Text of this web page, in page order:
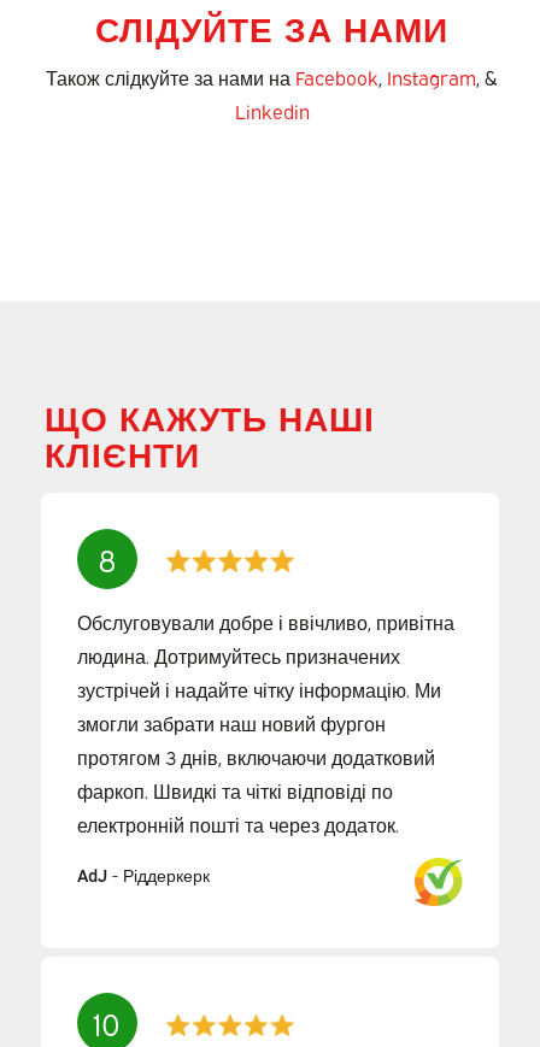
СЛІДУЙТЕ ЗА НАМИ
Також слідкуйте за нами на Facebook, Instagram, &
Linkedin
ЩО КАЖУТЬ НАШІ
КЛІЄНТИ
8
Обслуговували добре і ввічливо, привітна
людина. Дотримуйтесь призначених
зустрічей і надайте чітку інформацію. Ми
змогли забрати наш новий фургон
протягом 3 днів, включаючи додатковий
фаркоп. Швидкі та чіткі відповіді по
електронній пошті та через додаток.
AdJ- Ріддеркерк
10